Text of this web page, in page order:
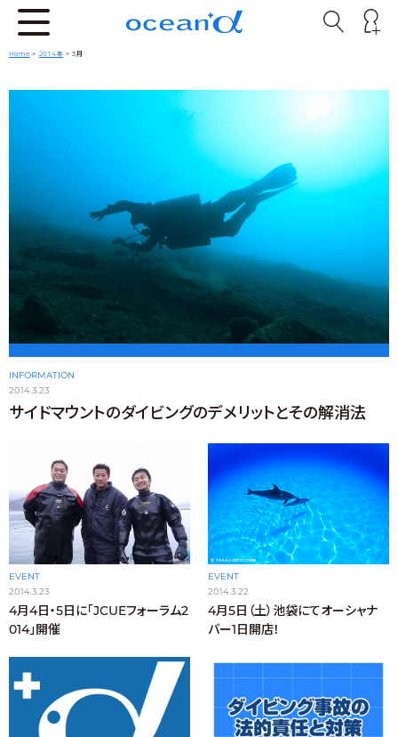
Home > 2014年 > 3月
INFORMATION
2014.3.23
サイドマウントのダイビングのデメリットとその解消法
EVENT
2014.3.23
4月4日・5日に「JCUEフォーラム2
014」開催
EVENT
2014.3.22
4月5日（土）池袋にてオーシャナ
バー1日開店！